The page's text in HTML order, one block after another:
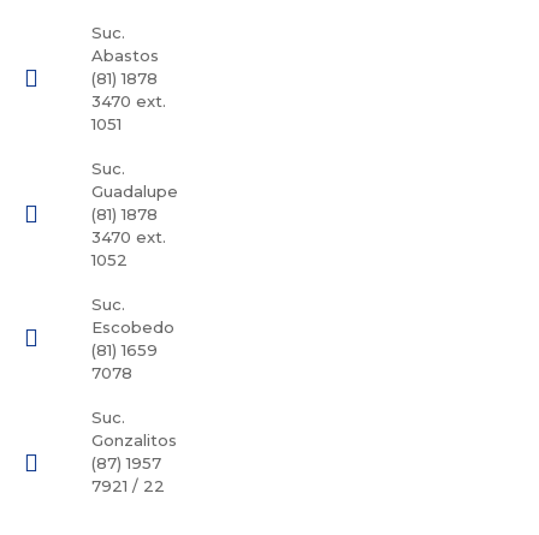
Suc.
Abastos
(81) 1878
3470 ext.
1051
Suc.
Guadalupe
(81) 1878
3470 ext.
1052
Suc.
Escobedo
(81) 1659
7078
Suc.
Gonzalitos
(87) 1957
7921 / 22